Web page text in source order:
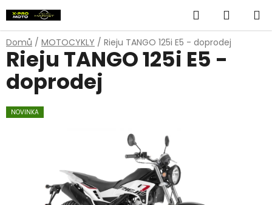
na
obsah
Hledat
KOŠÍK
Domů / MOTOCYKLY / Rieju TANGO 125i E5 - doprodej
Rieju TANGO 125i E5 -
doprodej
NOVINKA